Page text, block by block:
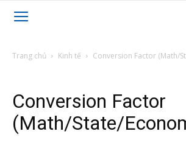
Trang chủ Kinh tế Conversion Factor (Math/
Conversion Factor
(Math/State/